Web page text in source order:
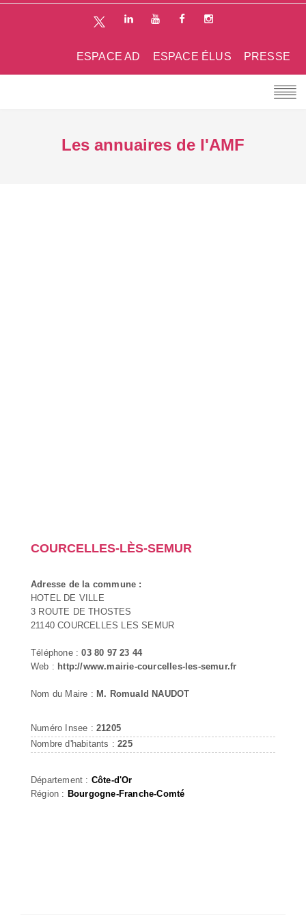
PRESSE
ESPACE ÉLUS
ESPACE AD
Les annuaires de l'AMF
COURCELLES-LÈS-SEMUR
Adresse de la commune :
HOTEL DE VILLE
3 ROUTE DE THOSTES
21140 COURCELLES LES SEMUR
Téléphone :03 80 97 23 44
Web : http://www.mairie-courcelles-les-semur.fr
Nom du Maire : M. Romuald NAUDOT
Numéro Insee : 21205
Nombre d'habitants :225
Département : Côte-d'Or
Région : Bourgogne-Franche-Comté